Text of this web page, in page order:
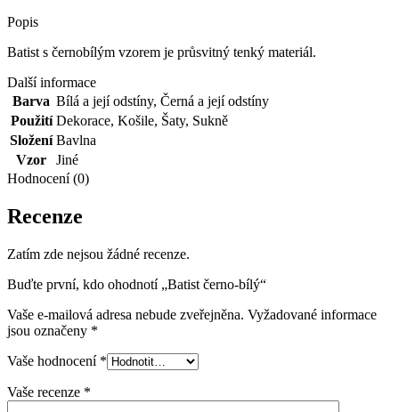
Popis
Batist s černobílým vzorem je průsvitný tenký materiál.
Další informace
Barva Bílá a její odstíny, Černá a její odstíny
Použití Dekorace, Košile, Šaty, Sukně
Složení Bavlna
Vzor
Jiné
Hodnocení (0)
Recenze
Zatím zde nejsou žádné recenze.
Buďte první, kdo ohodnotí „Batist černo-bílý“
Vaše e-mailová adresa nebude zveřejněna. Vyžadované informace
jsou označeny *
Vaše hodnocení *
Vaše recenze *